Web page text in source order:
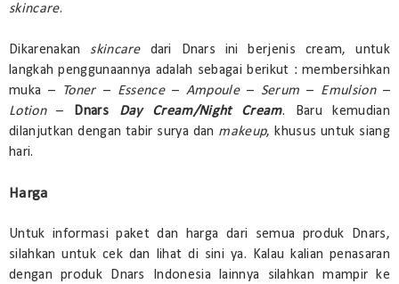
skincare.
Dikarenakan skincare dari Dnars ini berjenis cream, untuk
langkah penggunaannya adalah sebagai berikut : membersihkan
muka –
Toner – Essence– Ampoule – Serum– Emulsion –
Lotion– Dnars Day Cream/Night Cream. Baru kemudian
dilanjutkan dengan tabir surya dan makeup, khusus untuk siang
hari.
Harga
Untuk informasi paket dan harga dari semua produk Dnars,
silahkan untuk cek dan lihat di sini ya. Kalau kalian penasaran
dengan produk Dnars Indonesia lainnya silahkan mampir ke